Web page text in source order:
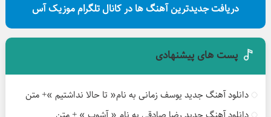
دریافت جدیدترین آهنگ ها در کانال تلگرام موزیک آس
پست های پیشنهادی
دانلود آهنگ جدید یوسف زمانی به نام« تا حالا نداشتیم »+ متن